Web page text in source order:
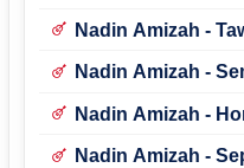
Nadin Amizah -
Nadin Amizah -
Nadin Amizah -
Nadin Amizah -